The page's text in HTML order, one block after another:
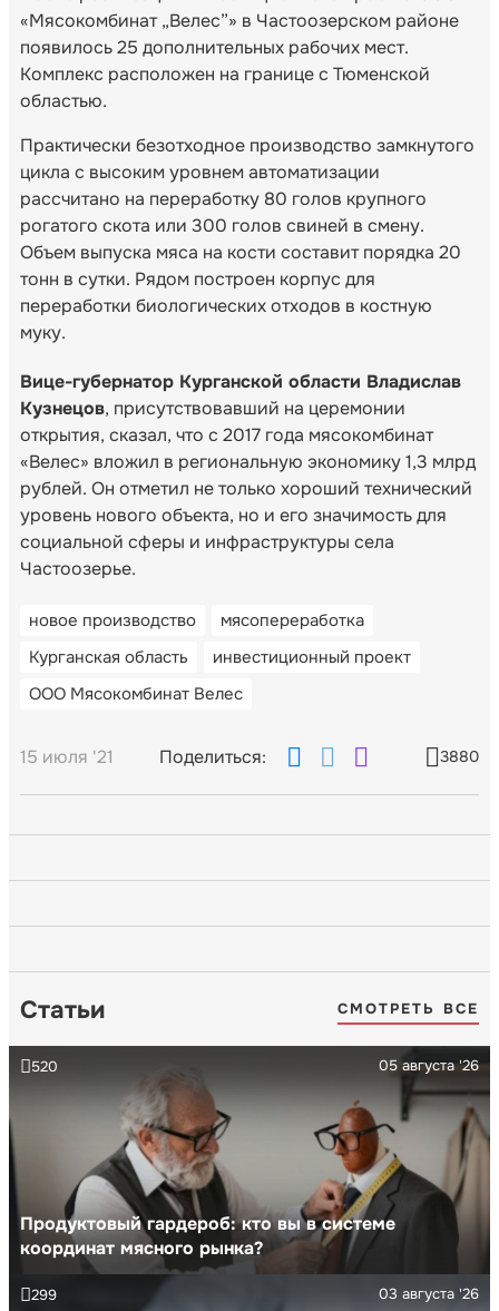
«Мясокомбинат „Велес”» в Частоозерском районе
появилось 25 дополнительных рабочих мест.
Комплекс расположен на границе с Тюменской
областью.
Практически безотходное производство замкнутого
цикла с высоким уровнем автоматизации
рассчитано на переработку 80 голов крупного
рогатого скота или 300 голов свиней в смену.
Объем выпуска мяса на кости составит порядка 20
тонн в сутки. Рядом построен корпус для
переработки биологических отходов в костную
муку.
Вице-губернатор Курганской области Владислав
Кузнецов, присутствовавший на церемонии
открытия, сказал, что с 2017 года мясокомбинат
«Велес» вложил в региональную экономику 1,3 млрд
рублей. Он отметил не только хороший технический
уровень нового объекта, но и его значимость для
социальной сферы и инфраструктуры села
Частоозерье.
новое производство
мясопереработка
Курганская область
инвестиционный проект
ООО Мясокомбинат Велес
15 июля '21 Поделиться: 3880
Статьи СМОТРЕТЬ ВСЕ
Продуктовый гардероб: кто вы в системе
координат мясного рынка?
05 августа '26
520
03 августа '26
299